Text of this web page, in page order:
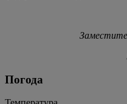
Погода